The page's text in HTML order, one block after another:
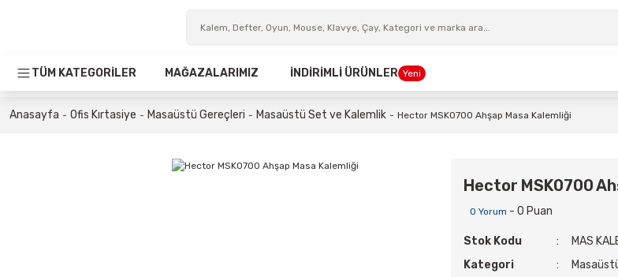
TÜM KATEGORİLER MAĞAZALARIMIZ İNDİRİMLİ ÜRÜNLER Yeni
Anasayfa Ofis Kırtasiye Masaüstü Gereçleri Masaüstü Set ve Kalemlik Hector MSK0700 Ahşap Masa Kalemliği
Hector MSK0700
0 Yorum - 0 Puan
Stok Kodu
MAS
Kategori